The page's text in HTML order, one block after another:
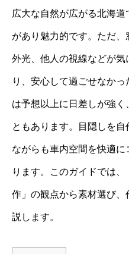
広大な自然が広がる北海
があり魅力的です。ただ
外光、他人の視線などが
り、安心して過ごせなか
は予想以上に日差しが強く
ともあります。目隠しを自
ながらも車内空間を快適
ります。このガイドでは
作」の観点から素材選び
説します。